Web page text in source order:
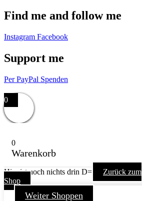
Find me and follow me
Instagram Facebook
Support me
Per PayPal Spenden
0
0
Warenkorb
Hier ist noch nichts drin D=
Zurück zum
Shop
Weiter Shoppen